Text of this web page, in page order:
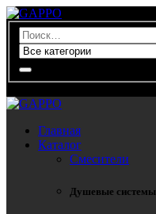
Главная
Каталог
Смесители
Душевые системы